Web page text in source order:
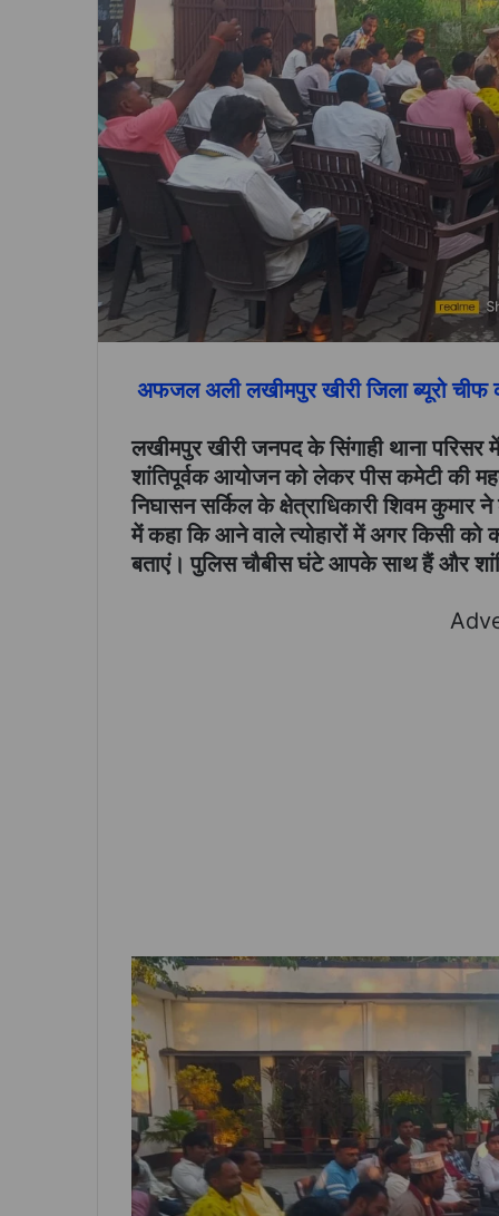
अफजल अली लखीमपुर खीरी जिला ब्यूरो चीफ
लखीमपुर खीरी जनपद के सिंगाही थाना परिसर
शांतिपूर्वक आयोजन को लेकर पीस कमेटी की
निघासन सर्किल के क्षेत्राधिकारी शिवम
में कहा कि आने वाले त्योहारों में अगर किसी को
बताएं। पुलिस चौबीस घंटे आपके साथ हैं और